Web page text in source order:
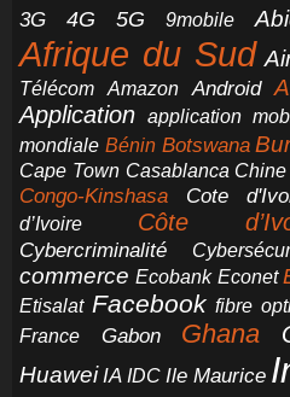
3G 4G 5G 9mobile
Afrique du Sud
Télécom
Amazon Android
Application application
mondiale Bénin Botswana
Cape Town Casablanca Chine
Congo-Kinshasa Cote
d’Ivoire
Côte
Cybercriminalité
commerce Ecobank Econet
Etisalat Facebook fibre
France
Gabon Ghana
Huawei IA IDC Ile Maurice